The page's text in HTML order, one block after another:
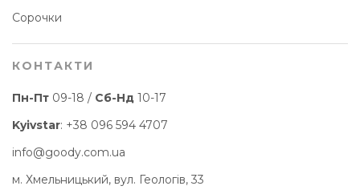
Сорочки
КОНТАКТИ
Пн-Пт 09-18 / Сб-Нд 10-17
Kyivstar: +38 096 594 4707
info@goody.com.ua
м. Хмельницький, вул. Геологів, 33